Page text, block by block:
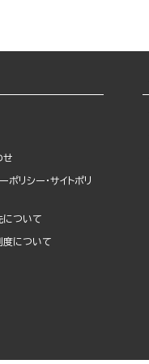
せ
ポリシー・サイトポリ
について
度について